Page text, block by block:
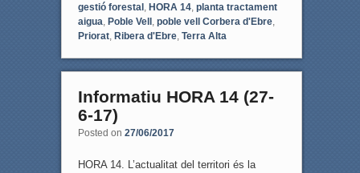
gestió forestal , HORA 14, planta tractament
aigua, Poble Vell , poble vell Corbera d'Ebre,
Priorat, Ribera d'Ebre, Terra Alta
Informatiu HORA 14 (27-
6-17)
Posted on 27/06/2017
HORA 14. L’actualitat del territori és la